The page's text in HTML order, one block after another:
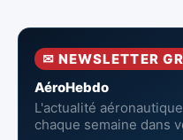
✉ NEWSLETTER
AéroHebdo
L'actualité
chaque semaine dans